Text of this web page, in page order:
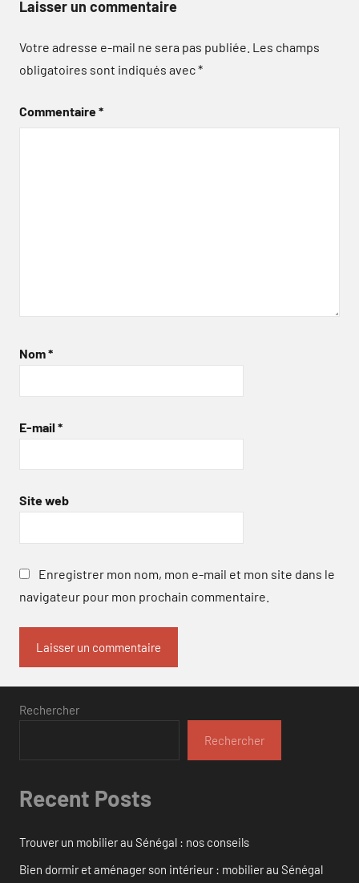
Laisser un commentaire
Votre adresse e-mail ne sera pas publiée. Les champs
obligatoires sont indiqués avec*
Commentaire*
Nom*
E-mail *
Site web
Enregistrer mon nom, mon e-mail et mon site dans le
navigateur pour mon prochain commentaire.
Rechercher
Rechercher
Recent Posts
Trouver un mobilier au Sénégal : nos conseils
Bien dormir et aménager son intérieur : mobilier au Sénégal